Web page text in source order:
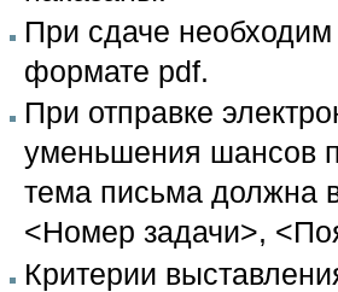
При сдаче
формате pdf.
При отправке
уменьшения шансов
тема письма должна
<Номер задачи>,
Критерии